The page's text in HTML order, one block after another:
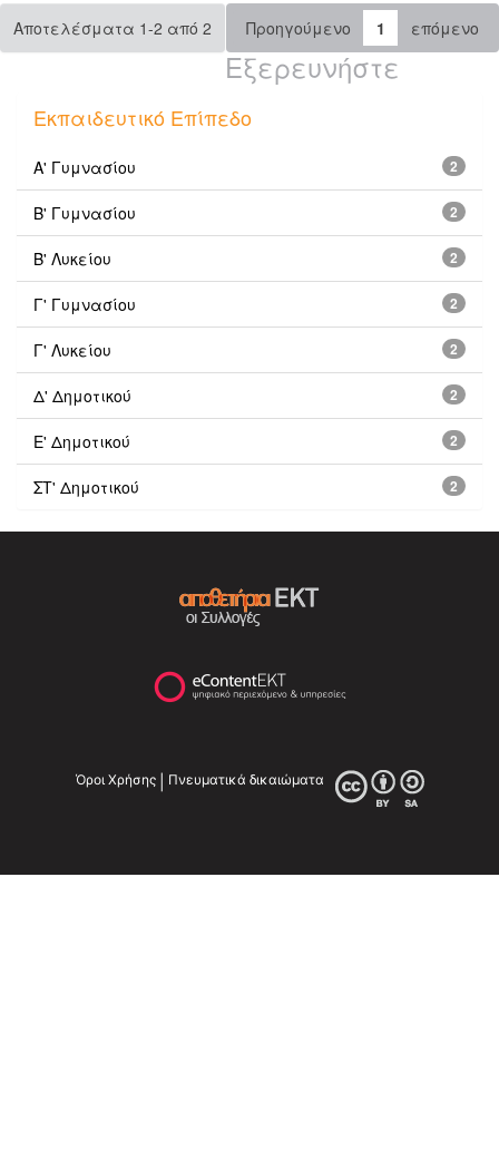
Αποτελέσματα 1-2 από 2 Προηγούμενο 1 επόμενο
Εξερευνήστε
Εκπαιδευτικό Επίπεδο
2
Α' Γυμνασίου
2
Β' Γυμνασίου
2
Β' Λυκείου
2
Γ' Γυμνασίου
2
Γ' Λυκείου
2
Δ' Δημοτικού
2
Ε' Δημοτικού
2
ΣΤ' Δημοτικού